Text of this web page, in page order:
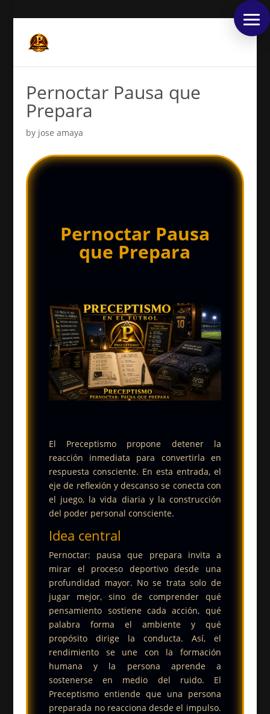
Pernoctar Pausa que
Prepara
by jose amaya
Pernoctar Pausa
que Prepara
El Preceptismo propone detener la
reacción inmediata para convertirla en
respuesta consciente. En esta entrada, el
eje de reflexión y descanso se conecta con
el juego, la vida diaria y la construcción
del poder personal consciente.
Idea central
Pernoctar: pausa que prepara invita a
mirar el proceso deportivo desde una
profundidad mayor. No se trata solo de
jugar mejor, sino de comprender qué
pensamiento sostiene cada acción, qué
palabra forma el ambiente y qué
propósito dirige la conducta. Así, el
rendimiento se une con la formación
humana y la persona aprende a
sostenerse en medio del ruido. El
Preceptismo entiende que una persona
preparada no reacciona desde el impulso.